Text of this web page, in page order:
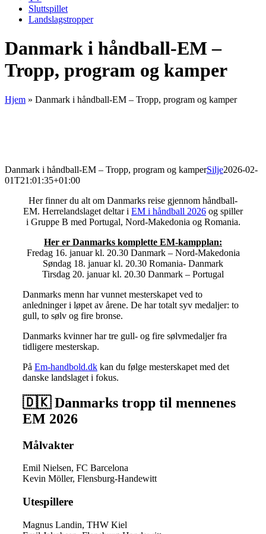
Sluttspillet
Landslagstropper
Danmark i håndball-EM –
Tropp, program og kamper
Hjem » Danmark i håndball-EM – Tropp, program og kamper
Danmark i håndball-EM – Tropp, program og kamperSilje2026-02-
01T21:01:35+01:00
Her finner du alt om Danmarks reise gjennom håndball-
EM. Herrelandslaget deltar i EM i håndball 2026 og spiller
i Gruppe B med Portugal, Nord-Makedonia og Romania.
Her er Danmarks komplette EM-kampplan:
Fredag 16. januar kl. 20.30 Danmark – Nord-Makedonia
Søndag 18. januar kl. 20.30 Romania- Danmark
Tirsdag 20. januar kl. 20.30 Danmark – Portugal
Danmarks menn har vunnet mesterskapet ved to
anledninger i løpet av årene. De har totalt syv medaljer: to
gull, to sølv og fire bronse.
Danmarks kvinner har tre gull- og fire sølvmedaljer fra
tidligere mesterskap.
På Em-handbold.dkkan du følge mesterskapet med det
danske landslaget i fokus.
🇩🇰 Danmarks tropp til mennenes
EM 2026
Målvakter
Emil Nielsen, FC Barcelona
Kevin Möller, Flensburg-Handewitt
Utespillere
Magnus Landin, THW Kiel